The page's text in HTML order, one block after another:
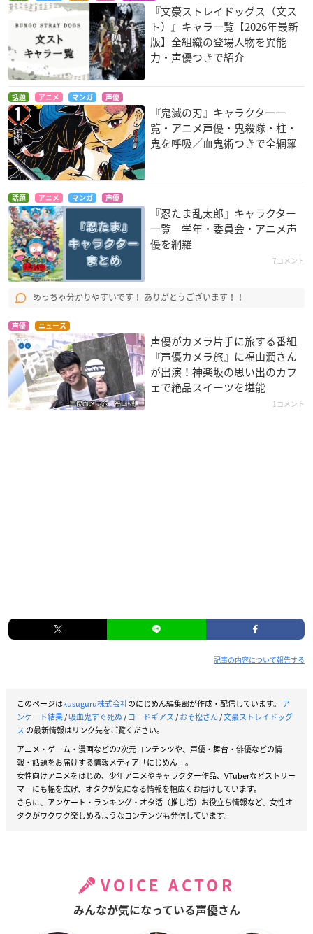
『文豪ストレイドッグス（文ス
ト）』キャラ一覧【2026年最新
版】全組織の登場人物を異能
力・声優つきで紹介
話題 アニメ マンガ 声優
『鬼滅の刃』キャラクター一
覧・アニメ声優・鬼殺隊・柱・
鬼を呼吸／血鬼術つきで全網羅
話題 アニメ マンガ 声優
『忍たま乱太郎』キャラクター
一覧 学年・委員会・アニメ声
優を網羅
7コメント
めっちゃ分かりやすいです！ ありがとうございます！！
声優 ニュース
声優がカメラ片手に旅する番組
『声優カメラ旅』に福山潤さん
が出演！神楽坂の思い出のカフ
ェで絶品スイーツを堪能
1コメント
記事の内容について報告する
このページはkusuguru株式会社のにじめん編集部が作成・配信しています。 ア
ンケート結果/吸血鬼すぐ死ぬ/コードギアス/おそ松さん/文豪ストレイドッグ
ス の最新情報はリンク先をご覧ください。
アニメ・ゲーム・漫画などの2次元コンテンツや、声優・舞台・俳優などの情
報・話題をお届けする情報メディア「にじめん」。
女性向けアニメをはじめ、少年アニメやキャラクター作品、VTuberなどストリー
マーにも幅を広げ、オタクが気になる情報を幅広くお届けしています。
さらに、アンケート・ランキング・オタ活（推し活）お役立ち情報など、女性オ
タクがワクワク楽しめるようなコンテンツも発信しています。
VOICE ACTOR
みんなが気になっている声優さん